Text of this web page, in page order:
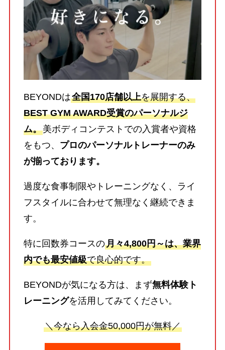
BEYONDは全国170店舗以上を展開する、
BEST GYM AWARD受賞のパーソナルジ
ム。美ボディコンテストでの入賞者や資格
をもつ、 プロのパーソナルトレーナーのみ
が揃っております。
過度な食事制限やトレーニングなく、ライ
フスタイルに合わせて無理なく継続できま
す。
特に回数券コースの月々4,800円～は、業界
内でも最安値級で良心的です。
BEYONDが気になる方は、まず無料体験ト
レーニングを活用してみてください。
＼今なら入会金50,000円が無料／